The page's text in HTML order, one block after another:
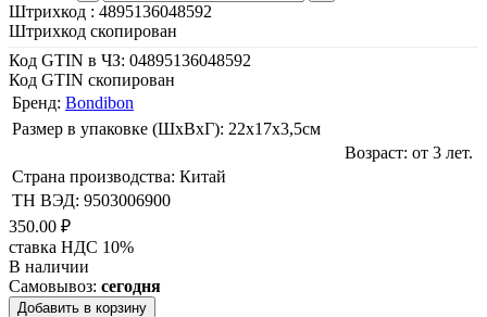
Штрихкод : 4895136048592
Штрихкод скопирован
Код GTIN в ЧЗ: 04895136048592
Код GTIN скопирован
Бренд: Bondibon
Размер в упаковке (ШхВxГ): 22х17х3,5cм
Возраст: от 3 лет.
Страна производства: Китай
ТН ВЭД: 9503006900
350.00 ₽
ставка НДС 10%
В наличии
Самовывоз: сегодня
Добавить в корзину